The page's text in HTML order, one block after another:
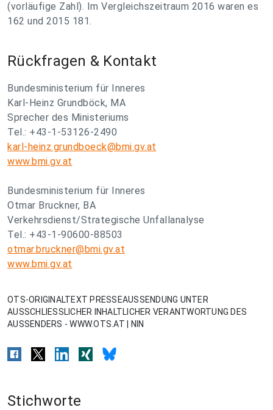
(vorläufige Zahl). Im Vergleichszeitraum 2016 waren es
162 und 2015 181.
Rückfragen & Kontakt
Bundesministerium für Inneres
Karl-Heinz Grundböck, MA
Sprecher des Ministeriums
Tel.: +43-1-53126-2490
karl-heinz.grundboeck@bmi.gv.at
www.bmi.gv.at
Bundesministerium für Inneres
Otmar Bruckner, BA
Verkehrsdienst/Strategische Unfallanalyse
Tel.: +43-1-90600-88503
otmar.bruckner@bmi.gv.at
www.bmi.gv.at
OTS-ORIGINALTEXT PRESSEAUSSENDUNG UNTER
AUSSCHLIESSLICHER INHALTLICHER VERANTWORTUNG DES
AUSSENDERS - WWW.OTS.AT | NIN
Stichworte